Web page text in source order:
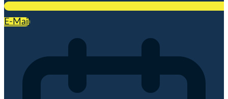
E-Mail